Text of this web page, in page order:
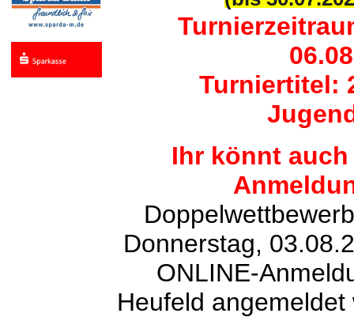
Turniertitel:
Ihr könnt
Donnerstag,
ONLINE-
Heufeld